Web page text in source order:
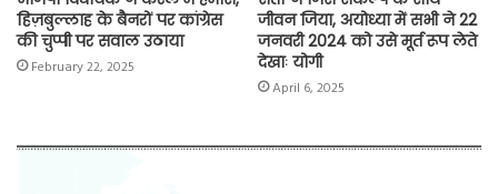
हिज़बुल्लाह के बैनरों पर कांग्रेस
की चुप्पी पर सवाल उठाया
February 22, 2025
जीवन जिया, अयोध्या में सभी ने 22
जनवरी 2024 को उसे मूर्त रूप लेते
देखाः योगी
April 6, 2025